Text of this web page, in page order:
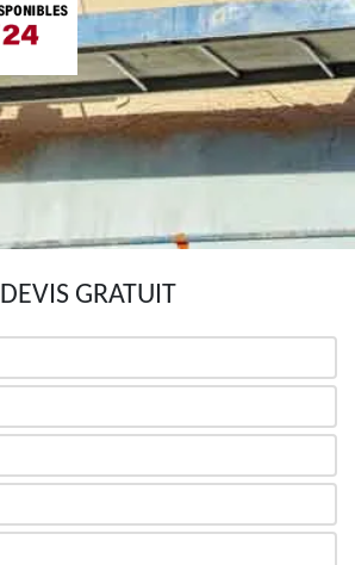
DEVIS GRATUIT